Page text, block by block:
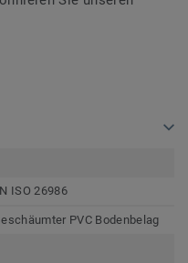
ISO 26986
PVC Bodenbelag